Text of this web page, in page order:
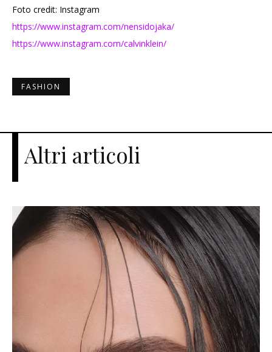
Foto credit: Instagram
https://www.instagram.com/nensidojaka/
https://www.instagram.com/calvinklein/
FASHION
Altri articoli